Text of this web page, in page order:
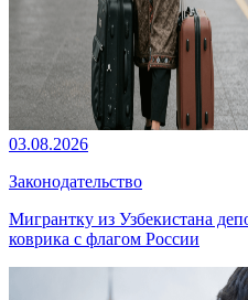
03.08.2026
Законодательство
Мигрантку из Узбекистана
коврика с флагом России